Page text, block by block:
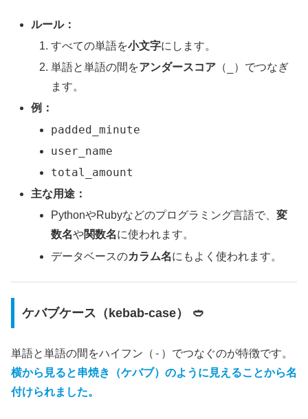
ルール：
すべての単語を小文字にします。
単語と単語の間をアンダースコア （
）でつなぎ
ます。
例：
padded_minute
user_name
total_amount
主な用途：
PythonやRubyなどのプログラミング言語で、変
数名や関数名に使われます。
データベースのカラム名にもよく使われます。
ケバブケース（kebab-case） 🥙
単語と単語の間をハイフン（ - ）でつなぐのが特徴です。
横から見ると串焼き（ケバブ）のように見えることから名
付けられました。